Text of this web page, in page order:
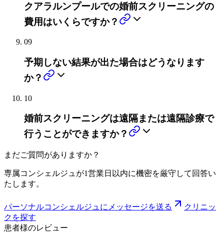
クアラルンプールでの婚前スクリーニングの
費用はいくらですか？
09
予期しない結果が出た場合はどうなります
か？
10
婚前スクリーニングは遠隔または遠隔診療で
行うことができますか？
まだご質問がありますか？
専属コンシェルジュが1営業日以内に機密を厳守して回答い
たします。
パーソナルコンシェルジュにメッセージを送る
クリニッ
クを探す
患者様のレビュー